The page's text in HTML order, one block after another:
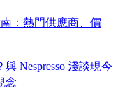
：熱門供應商、價
Nespresso 淺談現今
念